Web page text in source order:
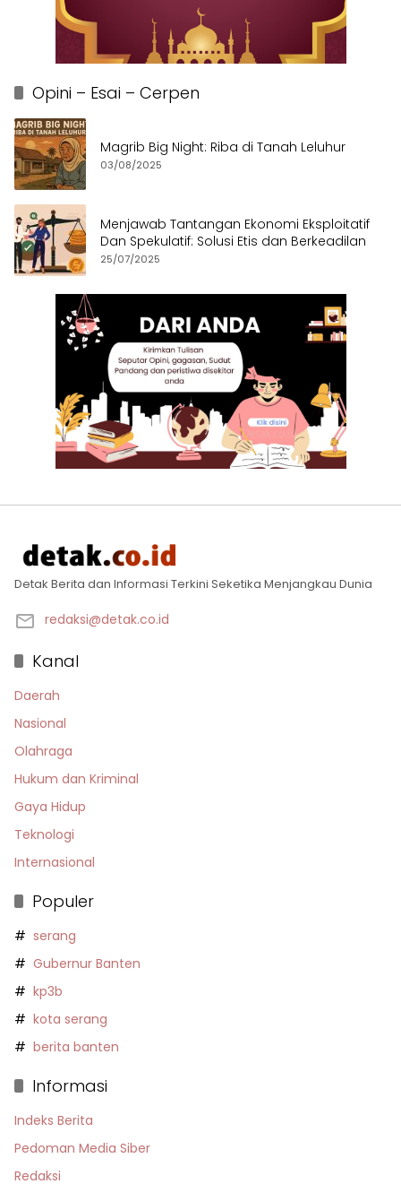
Opini – Esai – Cerpen
Magrib Big Night: Riba di Tanah Leluhur
03/08/2025
Menjawab Tantangan Ekonomi Eksploitatif
Dan Spekulatif: Solusi Etis dan Berkeadilan
25/07/2025
Detak Berita dan Informasi Terkini Seketika Menjangkau Dunia
redaksi@detak.co.id
Kanal
Daerah
Nasional
Olahraga
Hukum dan Kriminal
Gaya Hidup
Teknologi
Internasional
Populer
serang
Gubernur Banten
kp3b
kota serang
berita banten
Informasi
Indeks Berita
Pedoman Media Siber
Redaksi